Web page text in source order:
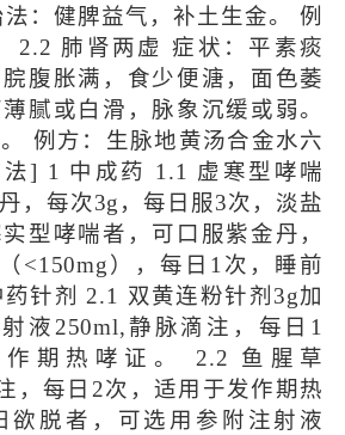
：健脾益气，补土生金。 例
2.2 肺肾两虚 症状：平素痰
腹胀满，食少便溏，面色萎
腻或白滑，脉象沉缓或弱。
例方：生脉地黄汤合金水六
] 1 中成药 1.1 虚寒型哮喘
，每次3g，每日服3次，淡盐
型哮喘者，可口服紫金丹，
<150mg），每日1次，睡前
针剂 2.1 双黄连粉针剂3g加
液250ml,静脉滴注，每日1
期热哮证。 2.2 鱼腥草
，每日2次，适用于发作期热
欲脱者，可选用参附注射液